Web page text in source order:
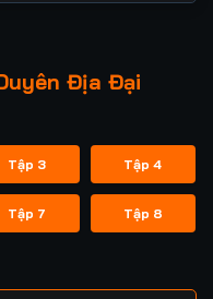
Địa Đại
Tập 3 Tập 4
Tập 7 Tập 8